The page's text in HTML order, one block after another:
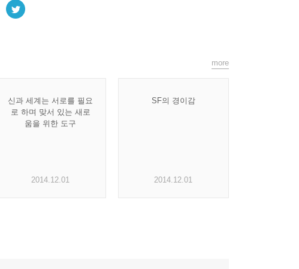
신과 세계는 서로를 필요
로 하며 맞서 있는 새로
움을 위한 도구
2014.12.01
SF의 경이감
2014.12.01
more